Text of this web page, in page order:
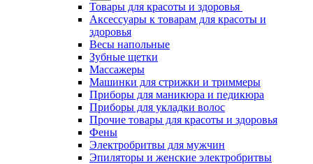
Товары для красоты и здоровья
Аксессуары к товарам для красоты и
здоровья
Весы напольные
Зубные щетки
Массажеры
Машинки для стрижки и триммеры
Приборы для маникюра и педикюра
Приборы для укладки волос
Прочие товары для красоты и здоровья
Фены
Электробритвы для мужчин
Эпиляторы и женские электробритвы